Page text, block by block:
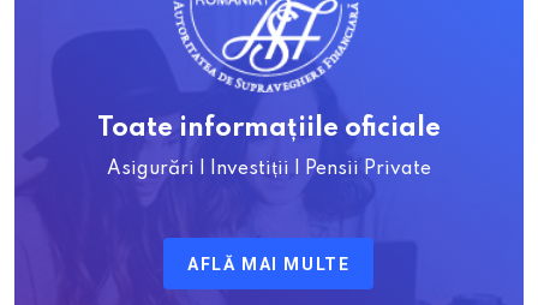
Toate informațiile oficiale
Asigurări | Investiții | Pensii Private
AFLĂ MAI MULTE